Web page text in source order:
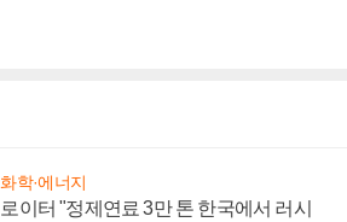
화학·에너지
로이터 "정제연료 3만 톤 한국에서 러시